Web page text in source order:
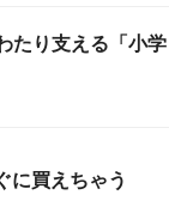
たり支える「小学
に買えちゃう